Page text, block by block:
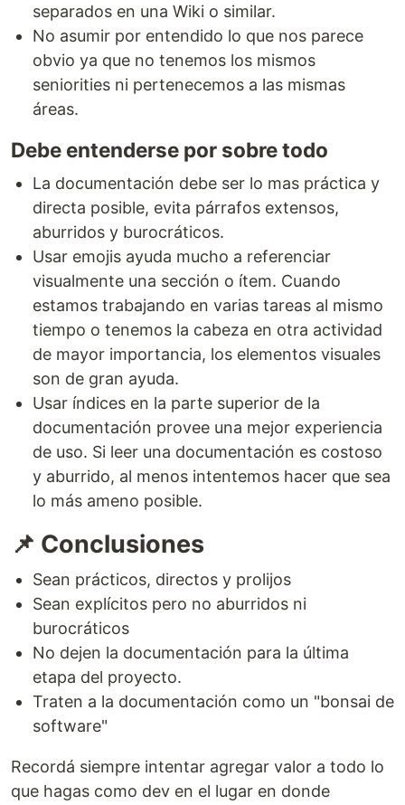
separados en una Wiki o similar.
No asumir por entendido lo que nos parece
obvio ya que no tenemos los mismos
seniorities ni pertenecemos a las mismas
áreas.
Debe entenderse por sobre todo
La documentación debe ser lo mas práctica y
directa posible, evita párrafos extensos,
aburridos y burocráticos.
Usar emojis ayuda mucho a referenciar
visualmente una sección o ítem. Cuando
estamos trabajando en varias tareas al mismo
tiempo o tenemos la cabeza en otra actividad
de mayor importancia, los elementos visuales
son de gran ayuda.
Usar índices en la parte superior de la
documentación provee una mejor experiencia
de uso. Si leer una documentación es costoso
y aburrido, al menos intentemos hacer que sea
lo más ameno posible.
📌 Conclusiones
Sean prácticos, directos y prolijos
Sean explícitos pero no aburridos ni
burocráticos
No dejen la documentación para la última
etapa del proyecto.
Traten a la documentación como un "bonsai de
software"
Recordá siempre intentar agregar valor a todo lo
que hagas como dev en el lugar en donde